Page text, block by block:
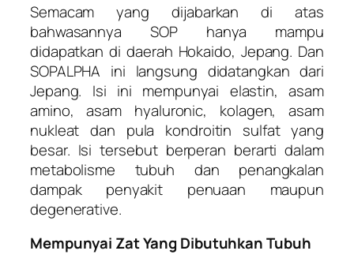
Semacam yang dijabarkan di atas
bahwasannya SOP hanya mampu
didapatkan di daerah Hokaido, Jepang. Dan
SOPALPHA ini langsung didatangkan dari
Jepang. Isi ini mempunyai elastin, asam
amino, asam hyaluronic, kolagen, asam
nukleat dan pula kondroitin sulfat yang
besar. Isi tersebut berperan berarti dalam
metabolisme tubuh dan penangkalan
dampak penyakit penuaan maupun
degenerative.
Mempunyai Zat Yang Dibutuhkan Tubuh